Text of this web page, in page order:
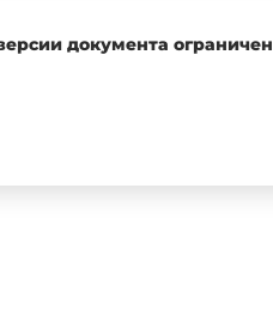
документа ограничен